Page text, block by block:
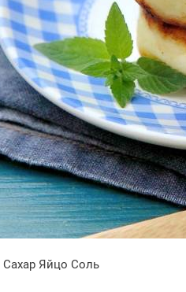
Сахар Яйцо Соль